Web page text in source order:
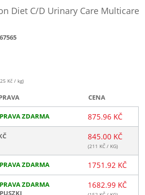
Diet C/D Urinary Care Multicare
67565
Kč / kg)
CENA
ZDARMA 875.96 KČ
845.00 KČ
(211 KČ / KG)
ZDARMA 1751.92 KČ
ZDARMA
1682.99 KČ